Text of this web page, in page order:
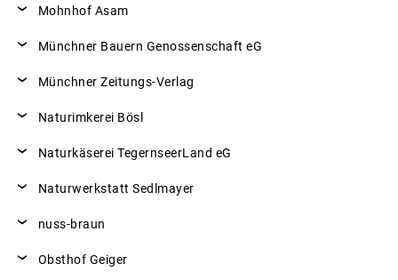
Mohnhof Asam
Münchner Bauern Genossenschaft eG
Münchner Zeitungs-Verlag
Naturimkerei Bösl
Naturkäserei TegernseerLand eG
Naturwerkstatt Sedlmayer
nuss-braun
Obsthof Geiger